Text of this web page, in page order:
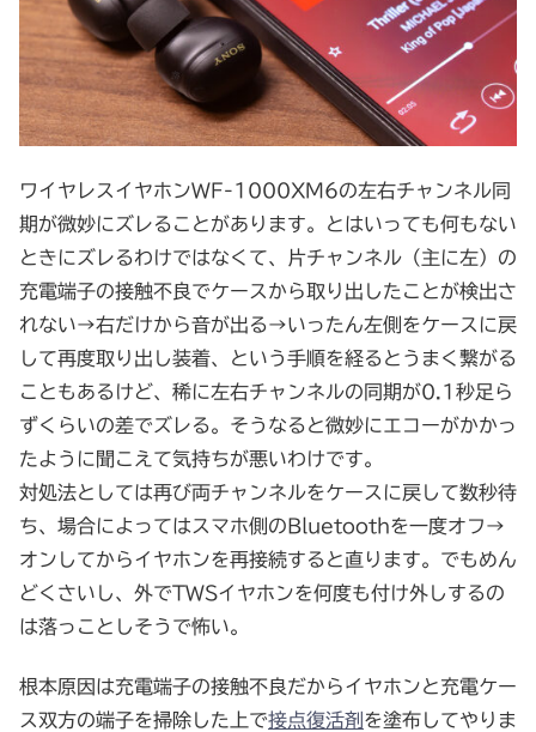
ワイヤレスイヤホンWF-1000XM6の左右チャンネル同
期が微妙にズレることがあります。とはいっても何もない
ときにズレるわけではなくて、片チャンネル（主に左）の
充電端子の接触不良でケースから取り出したことが検出さ
れない→右だけから音が出る→いったん左側をケースに戻
して再度取り出し装着、という手順を経るとうまく繋がる
こともあるけど、稀に左右チャンネルの同期が0.1秒足ら
ずくらいの差でズレる。そうなると微妙にエコーがかかっ
たように聞こえて気持ちが悪いわけです。
対処法としては再び両チャンネルをケースに戻して数秒待
ち、場合によってはスマホ側のBluetoothを一度オフ→
オンしてからイヤホンを再接続すると直ります。でもめん
どくさいし、外でTWSイヤホンを何度も付け外しするの
は落っことしそうで怖い。
根本原因は充電端子の接触不良だからイヤホンと充電ケー
ス双方の端子を掃除した上で接点復活剤 を塗布してやりま